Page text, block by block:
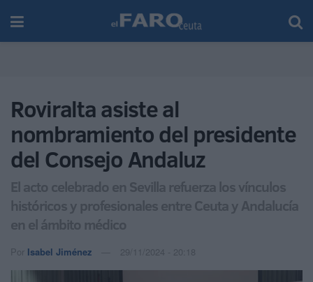
Roviralta asiste al
nombramiento del presidente
del Consejo Andaluz
El acto celebrado en Sevilla refuerza los vínculos
históricos y profesionales entre Ceuta y Andalucía
en el ámbito médico
Por Isabel Jiménez 29/11/2024 - 20:18